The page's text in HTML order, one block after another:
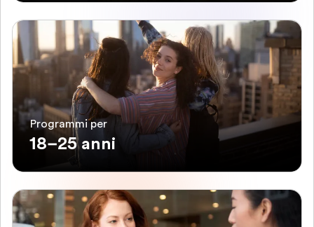
Programmi per
18–25 anni